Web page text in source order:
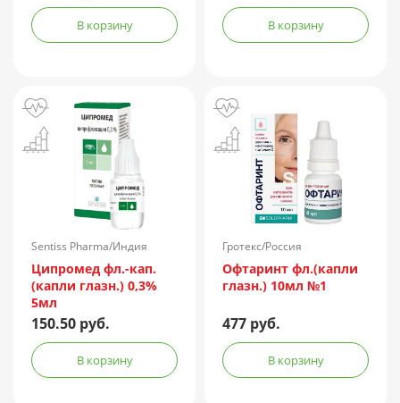
В корзину В корзину
Sentiss Pharma/Индия
Ципромед фл.-кап.
(капли глазн.) 0,3%
5мл
150.50 руб.
В корзину
Гротекс/Россия
Офтаринт фл.(капли
глазн.) 10мл №1
477 руб.
В корзину